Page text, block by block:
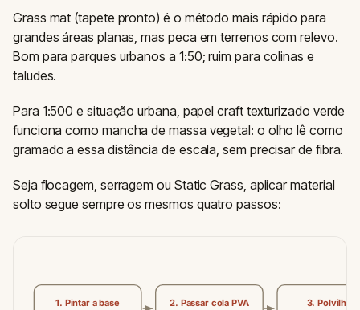
Grass mat (tapete pronto) é o método mais rápido para
grandes áreas planas, mas peca em terrenos com relevo.
Bom para parques urbanos a 1:50; ruim para colinas e
taludes.
Para 1:500 e situação urbana, papel craft texturizado verde
funciona como mancha de massa vegetal: o olho lê como
gramado a essa distância de escala, sem precisar de fibra.
Seja flocagem, serragem ou Static Grass, aplicar material
solto segue sempre os mesmos quatro passos:
1. Pintar a base 2. Passar cola PVA 3. Polvilhar